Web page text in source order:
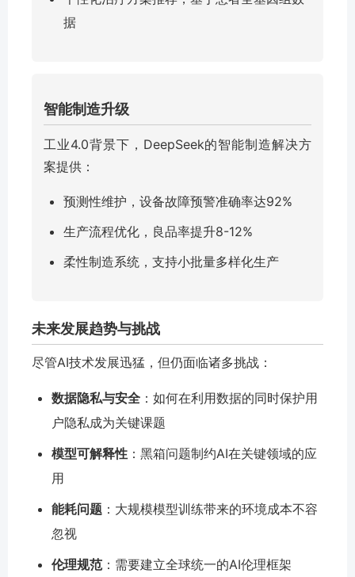
据
智能制造升级
工业4.0背景下，DeepSeek的智能制造解决方
案提供：
预测性维护，设备故障预警准确率达92%
生产流程优化，良品率提升8-12%
柔性制造系统，支持小批量多样化生产
未来发展趋势与挑战
尽管AI技术发展迅猛，但仍面临诸多挑战：
数据隐私与安全 ：如何在利用数据的同时保护用
户隐私成为关键课题
模型可解释性 ：黑箱问题制约AI在关键领域的应
用
能耗问题 ：大规模模型训练带来的环境成本不容
忽视
伦理规范：需要建立全球统一的AI伦理框架